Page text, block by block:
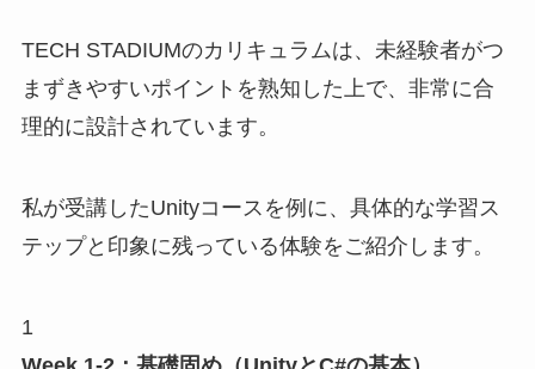
TECH STADIUMのカリキュラムは、未経験者がつ
まずきやすいポイントを熟知した上で、非常に合
理的に設計されています。
私が受講したUnityコースを例に、具体的な学習ス
テップと印象に残っている体験をご紹介します。
1